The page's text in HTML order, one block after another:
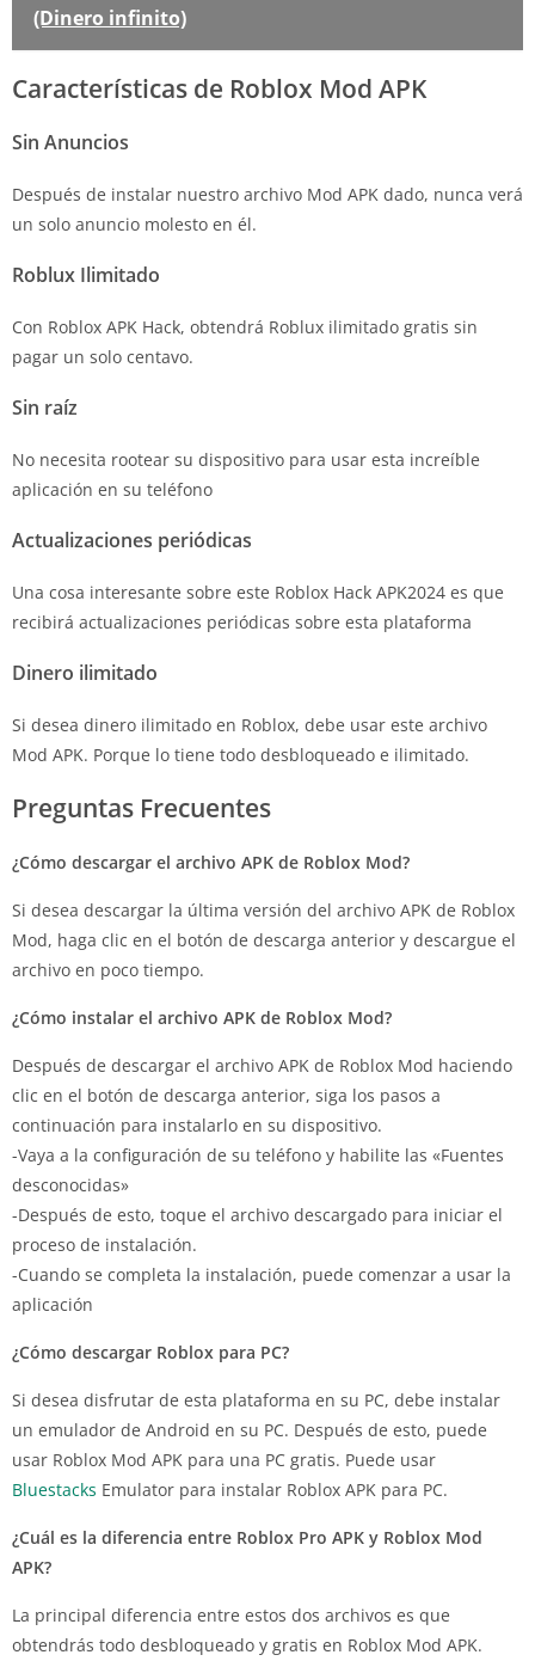
(Dinero infinito)
Características de Roblox Mod APK
Sin Anuncios
Después de instalar nuestro archivo Mod APK dado, nunca verá
un solo anuncio molesto en él.
Roblux Ilimitado
Con Roblox APK Hack, obtendrá Roblux ilimitado gratis sin
pagar un solo centavo.
Sin raíz
No necesita rootear su dispositivo para usar esta increíble
aplicación en su teléfono
Actualizaciones periódicas
Una cosa interesante sobre este Roblox Hack APK2024 es que
recibirá actualizaciones periódicas sobre esta plataforma
Dinero ilimitado
Si desea dinero ilimitado en Roblox, debe usar este archivo
Mod APK. Porque lo tiene todo desbloqueado e ilimitado.
Preguntas Frecuentes
¿Cómo descargar el archivo APK de Roblox Mod?
Si desea descargar la última versión del archivo APK de Roblox
Mod, haga clic en el botón de descarga anterior y descargue el
archivo en poco tiempo.
¿Cómo instalar el archivo APK de Roblox Mod?
Después de descargar el archivo APK de Roblox Mod haciendo
clic en el botón de descarga anterior, siga los pasos a
continuación para instalarlo en su dispositivo.
-Vaya a la configuración de su teléfono y habilite las «Fuentes
desconocidas»
-Después de esto, toque el archivo descargado para iniciar el
proceso de instalación.
-Cuando se completa la instalación, puede comenzar a usar la
aplicación
¿Cómo descargar Roblox para PC?
Si desea disfrutar de esta plataforma en su PC, debe instalar
un emulador de Android en su PC. Después de esto, puede
usar Roblox Mod APK para una PC gratis. Puede usar
Bluestacks Emulator para instalar Roblox APK para PC.
¿Cuál es la diferencia entre Roblox Pro APK y Roblox Mod
APK?
La principal diferencia entre estos dos archivos es que
obtendrás todo desbloqueado y gratis en Roblox Mod APK.